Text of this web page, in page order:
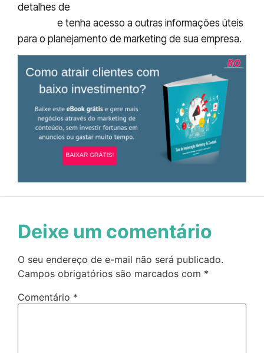
detalhes de
e tenha acesso a outras informações úteis
para o planejamento de marketing de sua empresa.
Deixe um comentário
O seu endereço de e-mail não será publicado.
Campos obrigatórios são marcados com *
Comentário *